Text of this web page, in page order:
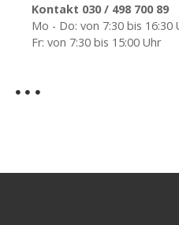
Kontakt 030 / 498 700 89
Mo - Do: von 7:30 bis 16:30
Fr: von 7:30 bis 15:00 Uhr